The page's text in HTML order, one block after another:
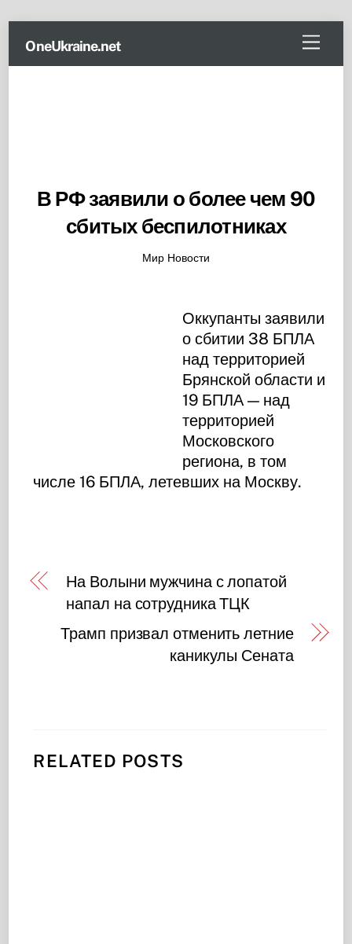
content
Menu
OneUkraine.net
В РФ заявили о более чем 90
сбитых беспилотниках
Мир Новости
Оккупанты заявили
о сбитии 38 БПЛА
над территорией
Брянской области и
19 БПЛА — над
территорией
Московского
региона, в том
числе 16 БПЛА, летевших на Москву.
На Волыни мужчина с лопатой
напал на сотрудника ТЦК
Трамп призвал отменить летние
каникулы Сената
RELATED POSTS